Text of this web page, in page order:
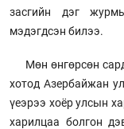
засгийн дэг
мэдэгдсэн билээ.
Мөн өнгөрсөн
хотод Азербайжан
үеэрээ хоёр улсын
харилцаа болгон